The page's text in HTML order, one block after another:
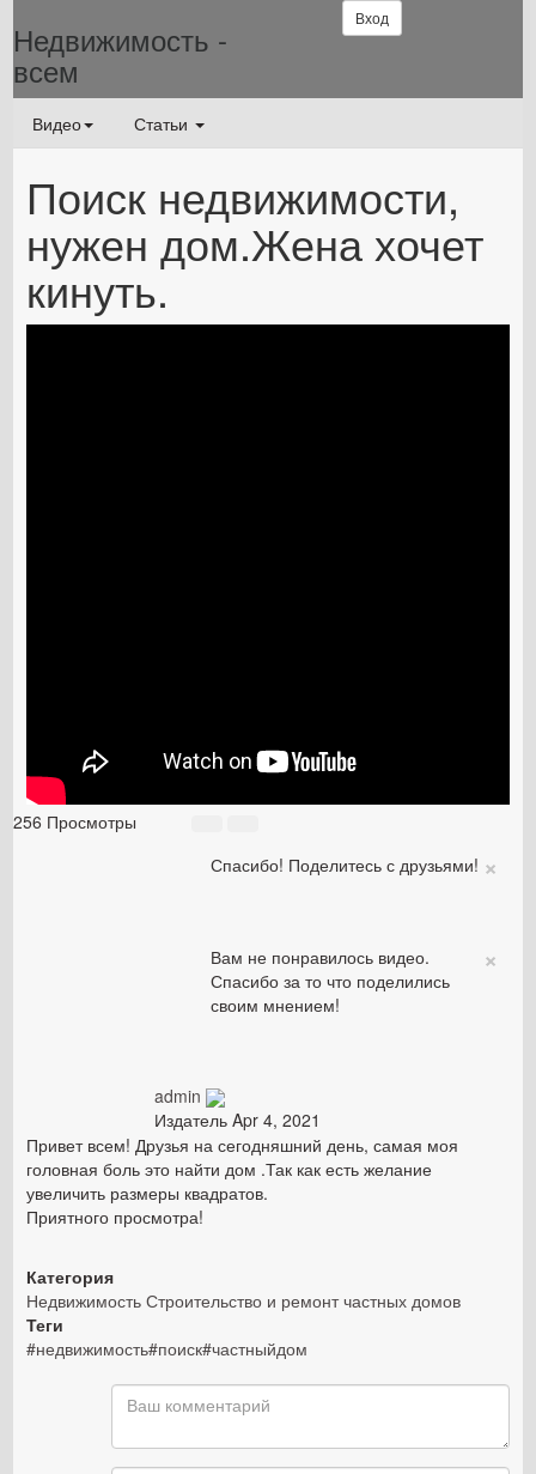
Недвижимость -
всем
Вход
Видео Статьи
Поиск недвижимости,
нужен дом.Жена хочет
кинуть.
256 Просмотры
×
Спасибо! Поделитесь с друзьями!
×
Вам не понравилось видео.
Спасибо за то что поделились
своим мнением!
admin
Издатель Apr 4, 2021
Привет всем! Друзья на сегодняшний день, самая моя
головная боль это найти дом .Так как есть желание
увеличить размеры квадратов.
Приятного просмотра!
Категория
Недвижимость Строительство и ремонт частных домов
Теги
#недвижимость#поиск#частныйдом